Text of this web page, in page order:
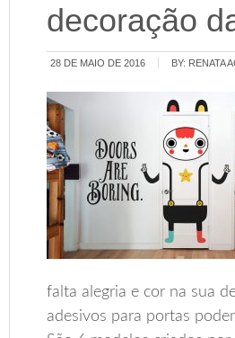
decoração
28 DE MAIO DE 2016 BY: RENATA
falta alegria e cor na sua
adesivos para portas